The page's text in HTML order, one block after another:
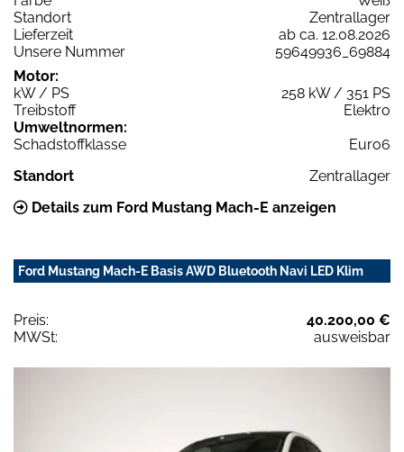
Standort
Zentrallager
Lieferzeit
ab ca. 12.08.2026
Unsere Nummer
59649936_69884
Motor:
kW / PS
258 kW / 351 PS
Treibstoff
Elektro
Umweltnormen:
Schadstoffklasse
Euro6
Standort
Zentrallager
Details zum Ford Mustang Mach-E anzeigen
Ford Mustang Mach-E Basis AWD Bluetooth Navi LED Klim
Preis:
40.200,00 €
MWSt:
ausweisbar